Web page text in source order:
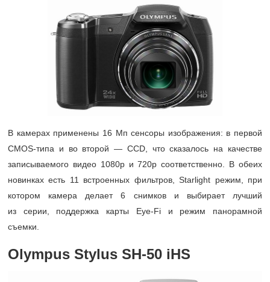
В камерах применены 16 Мп сенсоры изображения: в первой
CMOS-типа и во второй — CCD, что сказалось на качестве
записываемого видео 1080p и 720p соответственно. В обеих
новинках есть 11 встроенных фильтров, Starlight режим, при
котором камера делает 6 снимков и выбирает лучший
из серии, поддержка карты Eye-Fi и режим панорамной
съемки.
Olympus Stylus SH-50 iHS